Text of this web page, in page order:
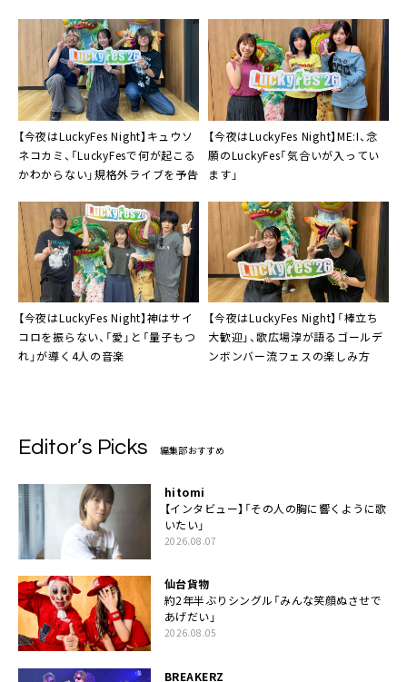
【今夜はLuckyFes Night】キュウソ
ネコカミ、「LuckyFesで何が起こる
かわからない」規格外ライブを予告
【今夜はLuckyFes Night】ME:I、念
願のLuckyFes「気合いが入ってい
ます」
【今夜はLuckyFes Night】神はサイ
コロを振らない、「愛」と「量子もつ
れ」が導く4人の音楽
【今夜はLuckyFes Night】「棒立ち
大歓迎」、歌広場淳が語るゴールデ
ンボンバー流フェスの楽しみ方
Editor’s Picks 編集部おすすめ
hitomi
【インタビュー】「その人の胸に響くように歌
いたい」
2026.08.07
仙台貨物
約2年半ぶりシングル「みんな笑顔ぬさせで
あげだい」
2026.08.05
BREAKERZ